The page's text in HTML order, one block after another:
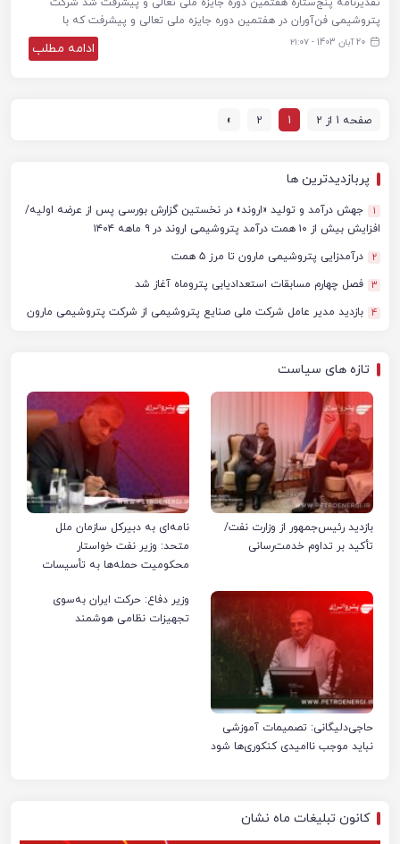
پتروشیمی فن‌آوران در هفتمین دوره جایزه ملی تعالی و پیشرفت که با
20 آبان 1403 - ۲۱:۰۷ ادامه مطلب
صفحه 1 از 2 1
2
»
پربازدیدترین ها
1
جهش درآمد و تولید «اروند» در نخستین گزارش بورسی پس از عرضه اولیه/
افزایش بیش از ۱۰ همت درآمد پتروشیمی اروند در ۹ ماهه ۱۴۰۴
2 درآمدزایی پتروشیمی مارون تا مرز ۵ همت
3 فصل چهارم مسابقات استعدادیابی پتروماه آغاز شد
4 بازدید مدیر عامل شرکت ملی صنایع پتروشیمی از شرکت پتروشیمی مارون
تازه های سیاست
بازدید رئیس‌جمهور از وزارت نفت/
تأکید بر تداوم خدمت‌رسانی
نامه‌ای به دبیرکل سازمان ملل
متحد: وزیر نفت خواستار
محکومیت حمله‌ها به تأسیسات
حاجی‌دلیگانی: تصمیمات آموزشی
نباید موجب ناامیدی کنکوری‌ها شود
وزیر دفاع: حرکت ایران به‌سوی
تجهیزات نظامی هوشمند
کانون تبلیغات ماه نشان